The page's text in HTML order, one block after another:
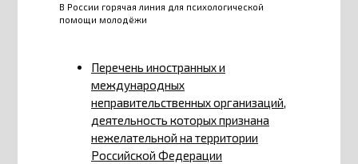
В России горячая линия для психологической
помощи молодёжи
Перечень иностранных и
международных
неправительственных организаций,
деятельность которых признана
нежелательной на территории
Российской Федерации